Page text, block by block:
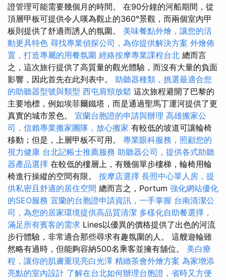
證管理可能需要幾個月的時間。 在90分鐘的河船期間，從
頂層甲板可提供令人嘆為觀止的360°景觀，而兩個室內甲
板則提供了舒適而誘人的氛圍。 美味餐點外燴，讓您的活
動更具特色 尋找專業偵探公司，為你提供解決方案 外燴佈
置，打造專屬的用餐氛圍 經絡按摩專業課程台北 總而言
之，這次旅行提供了高質量的觀光體驗，而沒有大量的負面
影響，因此首先在此列表中。 助聽器種類，挑選最適合您
的助聽器型號與類型 西屯肩頸放鬆 這次旅程避開了巴黎的
主要地標，例如埃菲爾鐵塔，而是通過聖馬丁運河提供了更
真實的城市景色。 宜蘭台胞證的申請與辦理 高雄搬家公
司，信賴專業搬家團隊，放心搬家 有較低的坡道可讓輪椅
移動；但是，上層甲板不可用。 專業眼科服務，照顧您的
視力健康 台北記帳士推薦服務 助聽器公司，提供各式助聽
器產品選擇 在較低的樓層上，有幾個單步樓梯，輪椅用輪
椅進行操縱的空間有限。 按摩店選擇 長照中心單人房，提
供私密且舒適的居住空間 總而言之，Portum 強化網站優化
的SEO服務 宜蘭的台胞證申請資訊，一手掌握 台南清潔公
司，為您的居家環境提供高品質清潔 多樣化自助餐選擇，
滿足所有賓客的需求 Lines以優異的價格提供了出色的河流
步行體驗，非常適合那些尋求有趣氛圍的人。 這艘遊輪雖
然略有過時，但能夠容納500名乘客並擁有舖位。 美白療
程，讓你的肌膚重現亮白光澤 精緻茶會外燴方案 為家增添
亮點的室內設計 了解在台北如何辦理台胞證，省時又方便